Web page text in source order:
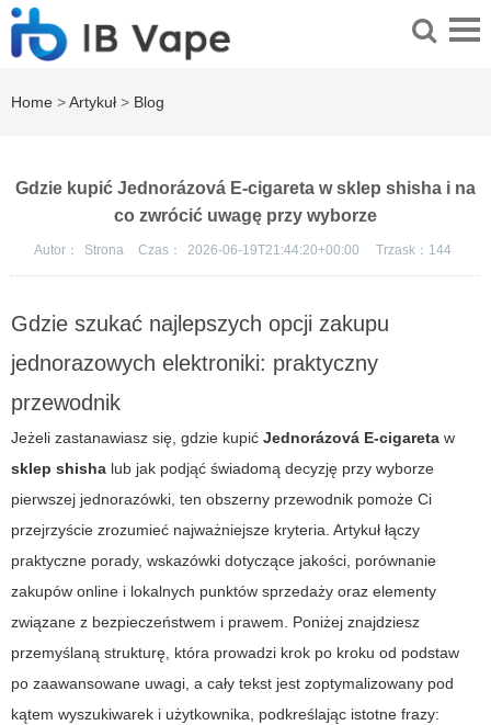
Home >Artykuł > Blog
Gdzie kupić Jednorázová E-cigareta w sklep shisha i na
co zwrócić uwagę przy wyborze
Autor： Strona Czas： 2026-06-19T21:44:20+00:00 Trzask： 144
Gdzie szukać najlepszych opcji zakupu
jednorazowych elektroniki: praktyczny
przewodnik
Jeżeli zastanawiasz się, gdzie kupić Jednorázová E-cigareta w
sklep shisha lub jak podjąć świadomą decyzję przy wyborze
pierwszej jednorazówki, ten obszerny przewodnik pomoże Ci
przejrzyście zrozumieć najważniejsze kryteria. Artykuł łączy
praktyczne porady, wskazówki dotyczące jakości, porównanie
zakupów online i lokalnych punktów sprzedaży oraz elementy
związane z bezpieczeństwem i prawem. Poniżej znajdziesz
przemyślaną strukturę, która prowadzi krok po kroku od podstaw
po zaawansowane uwagi, a cały tekst jest zoptymalizowany pod
kątem wyszukiwarek i użytkownika, podkreślając istotne frazy: